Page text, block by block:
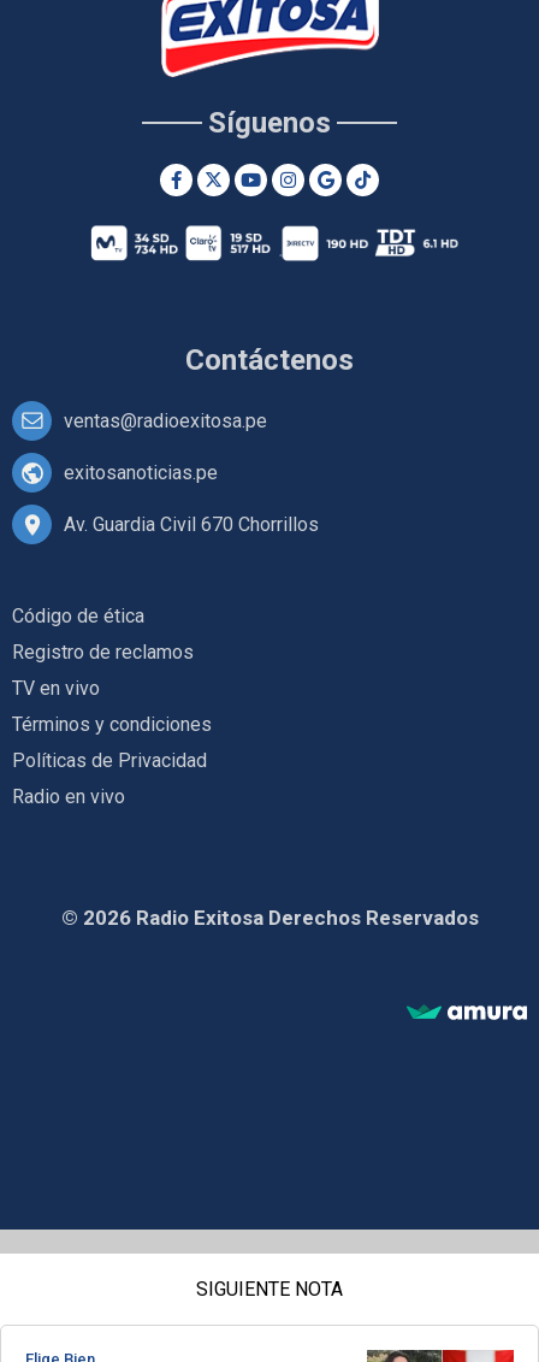
Contáctenos
ventas@radioexitosa.pe
exitosanoticias.pe
Av. Guardia Civil 670 Chorrillos
Síguenos
Código de ética
Registro de reclamos
TV en vivo
Términos y condiciones
Políticas de Privacidad
Radio en vivo
© 2026 Radio Exitosa Derechos Reservados
SIGUIENTE NOTA